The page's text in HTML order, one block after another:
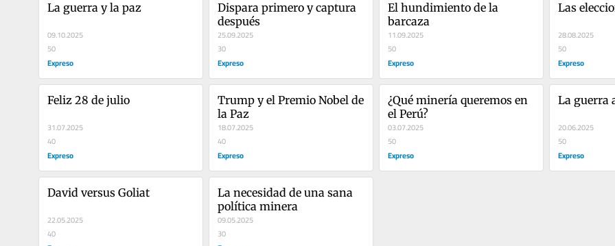
La guerra y la paz
09.10.2025
50
Expreso
Dispara primero y captura
después
25.09.2025
30
Expreso
El hundimiento de la
barcaza
11.09.2025
50
Expreso
Las
28.08.2025
50
Expreso
Feliz 28 de julio
31.07.2025
40
Expreso
Trump y el Premio Nobel de
la Paz
18.07.2025
40
Expreso
¿Qué minería queremos en
el Perú?
03.07.2025
50
Expreso
La guerra
20.06.2025
50
Expreso
David versus Goliat
22.05.2025
40
La necesidad de una sana
política minera
09.05.2025
30